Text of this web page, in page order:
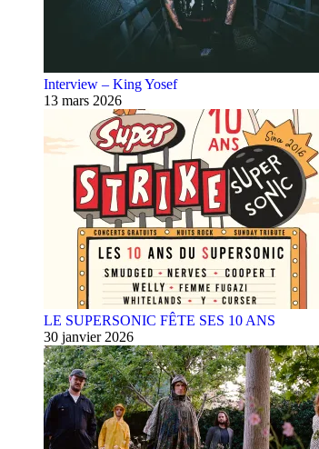
Interview – King Yosef
13 mars 2026
LE SUPERSONIC FÊTE SES 10 ANS
30 janvier 2026